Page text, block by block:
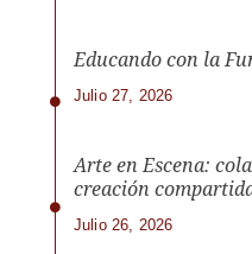
Educando con la
Julio 27, 2026
Arte en Escena:
creación
Julio 26, 2026